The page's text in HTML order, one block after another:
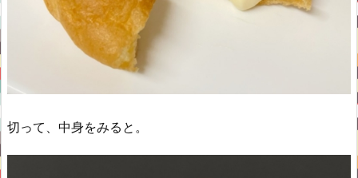
切って、中身をみると。